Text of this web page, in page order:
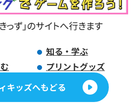
知る・学ぶ
プリントグッズ
キッズへもどる